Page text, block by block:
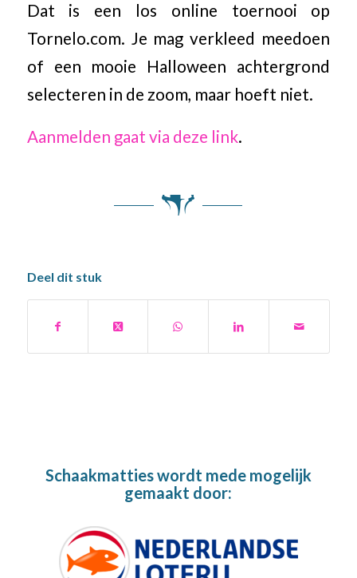
Dat is een los online toernooi op
Tornelo.com. Je mag verkleed meedoen
of een mooie Halloween achtergrond
selecteren in de zoom, maar hoeft niet.
Aanmelden gaat via deze link.
Deel dit stuk
Schaakmatties wordt mede mogelijk
gemaakt door: